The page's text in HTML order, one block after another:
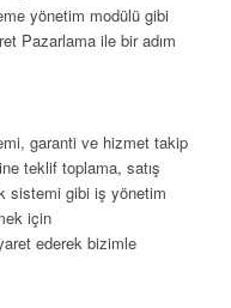
yönetim modülü gibi
Pazarlama ile bir adım
garanti ve hizmet takip
teklif toplama, satış
sistemi gibi iş yönetim
için
ederek bizimle